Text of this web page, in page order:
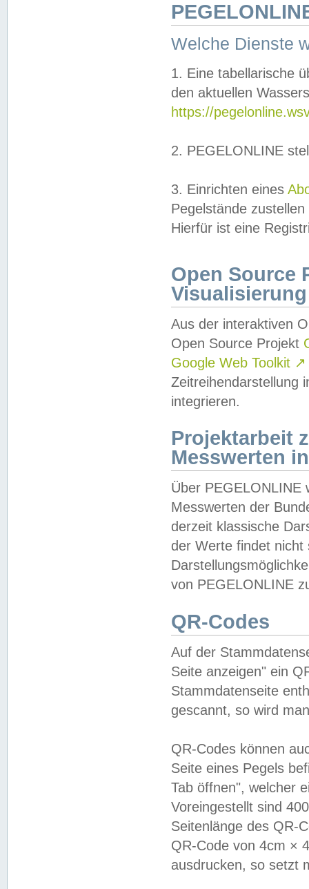
Welche Dienste
1. Eine tabellarische
den aktuellen
https://
2. PEGELONLINE
3. Einrichten eines
Pegelstände
Hierfür ist eine
Open Source
Visualisierung
Aus der interaktiven
Open Source Projekt
Google Web Toolkit ↗
Zeitreihendarstellung
integrieren.
Projektarbeit
Messwerten
Über PEGELONLINE
Messwerten der
derzeit klassische
der Werte findet
von PEGELONLINE
QR-Codes
Auf der
Seite anzeigen" ein
Stammdatenseite
gescannt, so wird
QR-Codes können
Seite eines Pegels
Tab öffnen", welcher
Voreingestellt sind
Seitenlänge des QR-
QR-Code von 4cm ×
ausdrucken, so setzt